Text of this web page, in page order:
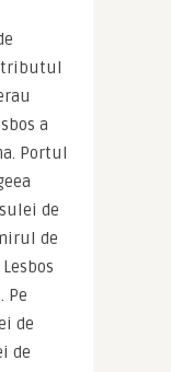
tributul
a
Portul
de
de
Pe
de
de